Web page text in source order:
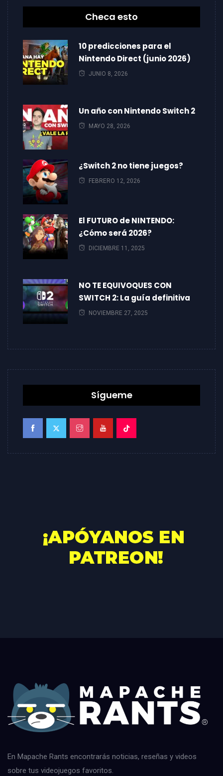
Checa esto
10 predicciones para el
Nintendo Direct (junio 2026)
JUNIO 8, 2026
Un año con Nintendo Switch 2
MAYO 28, 2026
¿Switch 2 no tiene juegos?
FEBRERO 12, 2026
El FUTURO de NINTENDO:
¿Cómo será 2026?
DICIEMBRE 11, 2025
NO TE EQUIVOQUES CON
SWITCH 2: La guía definitiva
NOVIEMBRE 27, 2025
Sígueme
En Mapache Rants encontrarás noticias, reseñas y videos
sobre tus videojuegos favoritos.